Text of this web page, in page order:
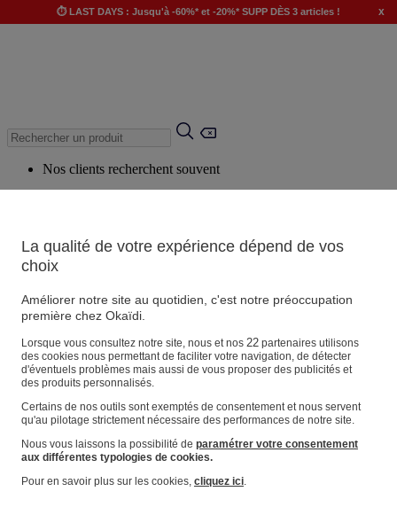
⏱️ LAST DAYS : Jusqu'à -60%* et -20%* SUPP DÈS 3 articles ! x
Nos clients recherchent souvent
Produits suggérés
Voir tous les produits
Magasin
Vos informations personnelles
Suivre une commande
Panier
Favoris
La qualité de votre expérience dépend de vos
choix
Améliorer notre site au quotidien, c'est notre préoccupation
première chez Okaïdi.
Lorsque vous consultez notre site, nous et nos 22partenaires utilisons
des cookies nous permettant de faciliter votre navigation, de détecter
d'éventuels problèmes mais aussi de vous proposer des publicités et
des produits personnalisés.
Certains de nos outils sont exemptés de consentement et nous servent
qu'au pilotage strictement nécessaire des performances de notre site.
Nous vous laissons la possibilité de paramétrer votre consentement
aux différentes typologies de cookies.
Pour en savoir plus sur les cookies, cliquez ici.